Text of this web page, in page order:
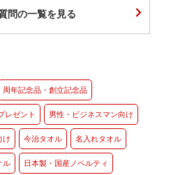
問の一覧を見る
周年記念品・創立記念品
レゼント 男性・ビジネスマン向け
け 今治タオル 名入れタオル
ル 日本製・国産ノベルティ